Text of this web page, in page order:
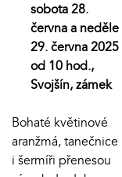
sobota 28.
června a neděle
29. června 2025
od 10 hod.,
Svojšín, zámek
Bohaté květinové
aranžmá, tanečnice
i šermíři přenesou